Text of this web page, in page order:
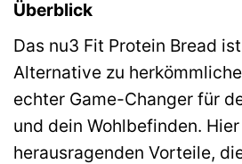
Überblick
Das nu3 Fit Protein Bread
Alternative zu
echter Game-Changer für
und dein Wohlbefinden.
herausragenden Vorteile,